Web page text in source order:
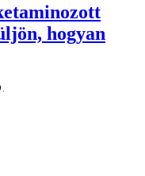
hogyan